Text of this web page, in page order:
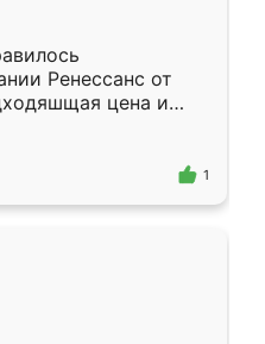
Ренессанс от
цена и
Приехавший
самый
1